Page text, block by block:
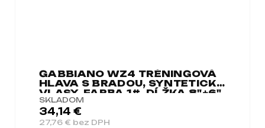
GABBIANO WZ4 TRÉNINGOVÁ
HLAVA S BRADOU, SYNTETICKÉ
VLASY, FARBA 1#, DĹŽKA 8"+6"
SKLADOM
27,76 € bez DPH
34,14 €